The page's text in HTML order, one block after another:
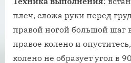
плеч, сложа руки перед
правой ногой большой шаг
правое колено и
колено не образует угол в